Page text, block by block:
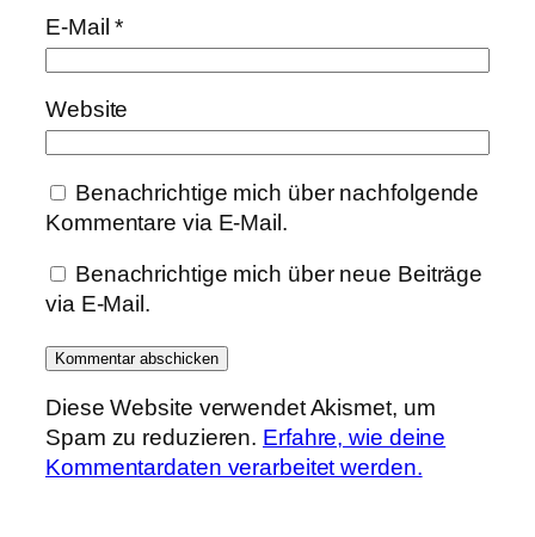
E-Mail*
Website
Benachrichtige mich über nachfolgende
Kommentare via E-Mail.
Benachrichtige mich über neue Beiträge
via E-Mail.
Diese Website verwendet Akismet, um
Spam zu reduzieren. Erfahre, wie deine
Kommentardaten verarbeitet werden.